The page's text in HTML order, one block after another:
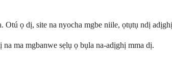
ọ dị, site na nyocha mgbe niile, ọtụtụ ndị
ma mgbanwe sẹlụ ọ bụla na-adịghị mma dị.